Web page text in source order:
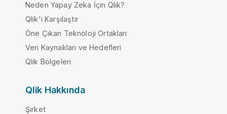
Neden Yapay Zeka İçin Qlik?
Qlik'i Karşılaştır
Öne Çıkan Teknoloji Ortakları
Veri Kaynakları ve Hedefleri
Qlik Bölgeleri
Qlik Hakkında
Şirket